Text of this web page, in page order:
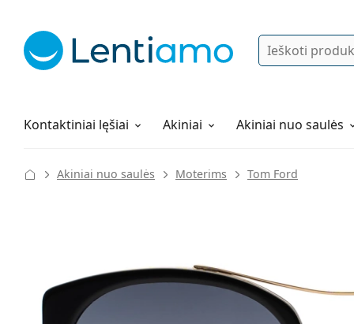
Ieškoti
Kontaktiniai lęšiai
Lęšių tirpalai Akiniai Akiniai nuo saulės
Viskas apie apsipirkimą pas mus
Akiniai nuo saulės Moterims Tom Ford